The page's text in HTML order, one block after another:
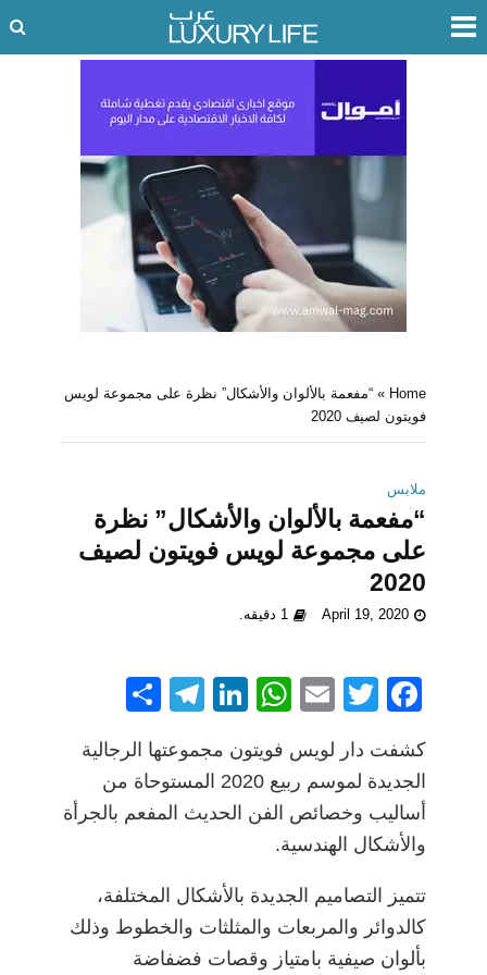
Home
»“مفعمة بالألوان والأشكال” نظرة على مجموعة لويس
فويتون لصيف 2020
ملابس
“مفعمة بالألوان والأشكال” نظرة
على مجموعة لويس فويتون لصيف
2020
April 19, 2020 1 دقيقه.
F
c
e
b
o
k
T
itt
er
E
ai
l
W
at
s
A
p
Li
k
e
dI
T
e
gr
a
ar
e
كشفت دار لويس فويتون مجموعتها الرجالية
الجديدة لموسم ربيع 2020 المستوحاة من
أساليب وخصائص الفن الحديث المفعم بالجرأة
والأشكال الهندسية.
تتميز التصاميم الجديدة بالأشكال المختلفة،
كالدوائر والمربعات والمثلثات والخطوط وذلك
بألوان صيفية بامتياز وقصات فضفاضة